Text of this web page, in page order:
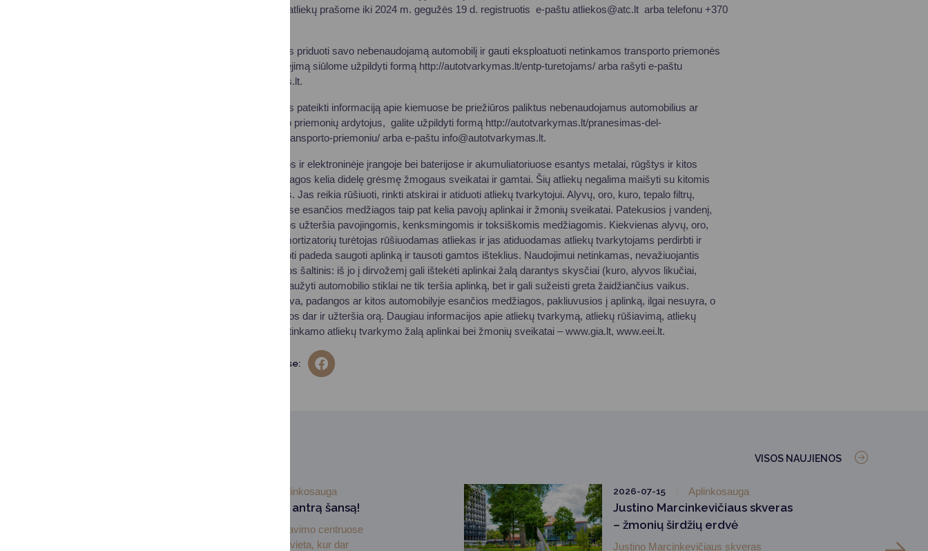
aukščiau išvardintų atliekų prašome iki 2024 m. gegužės 19 d. registruotis e-paštu atliekos@atc.lt arba telefonu +370
Norintys priduoti savo nebenaudojamą automobilį ir gauti eksploatuoti netinkamos transporto priemonės
sunaikinimo pažymėjimą siūlome užpildyti formą http://autotvarkymas.lt/entp-turetojams/ arba rašyti e-paštu
info@autotvarkymas.lt.
Norintys pateikti informaciją apie kiemuose be priežiūros paliktus nebenaudojamus automobilius ar
nelegalius transporto priemonių ardytojus, galite užpildyti formą http://autotvarkymas.lt/pranesimas-del-
neeksploatuojamu-transporto-priemoniu/ arba e-paštu info@autotvarkymas.lt.
Elektros ir elektroninėje įrangoje bei baterijose ir akumuliatoriuose esantys metalai, rūgštys ir kitos
kenksmingos medžiagos kelia didelę grėsmę žmogaus sveikatai ir gamtai. Šių atliekų negalima maišyti su kitomis
buitinėmis atliekomis. Jas reikia rūšiuoti, rinkti atskirai ir atiduoti atliekų tvarkytojui. Alyvų, oro, kuro, tepalo filtrų,
amortizatorių atliekose esančios medžiagos taip pat kelia pavojų aplinkai ir žmonių sveikatai. Patekusios į vandenį,
gruntą, atmosferą, jos užteršia pavojingomis, kenksmingomis ir toksiškomis medžiagomis. Kiekvienas alyvų, oro,
kuro, tepalo filtrų, amortizatorių turėtojas rūšiuodamas atliekas ir jas atiduodamas atliekų tvarkytojams perdirbti ir
pakartotinai panaudoti padeda saugoti aplinką ir tausoti gamtos išteklius. Naudojimui netinkamas, nevažiuojantis
automobilis yra taršos šaltinis: iš jo į dirvožemį gali ištekėti aplinkai žalą darantys skysčiai (kuro, alyvos likučiai,
įvairios rūgštys), išdaužyti automobilio stiklai ne tik teršia aplinką, bet ir gali sužeisti greta žaidžiančius vaikus.
Plastikas, guma, alyva, padangos ar kitos automobilyje esančios medžiagos, pakliuvusios į aplinką, ilgai nesuyra, o
netinkamai deginamos dar ir užteršia orą. Daugiau informacijos apie atliekų tvarkymą, atliekų rūšiavimą, atliekų
surinkimo vietas, netinkamo atliekų tvarkymo žalą aplinkai bei žmonių sveikatai – www.gia.lt, www.eei.lt.
Dalintis soc. tinkluose:
VISOS NAUJIENOS
Aplinkosauga
Suteik daiktams antrą šansą!
Alytaus regiono rūšiavimo centruose
veikia „Mainukas“ – vieta, kur dar
2026-07-15 Aplinkosauga
Justino Marcinkevičiaus skveras
– žmonių širdžių erdvė
Justino Marcinkevičiaus skveras